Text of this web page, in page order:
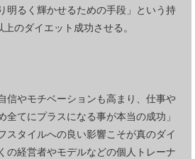
明るく輝かせるための手段」という持
のダイエット成功させる。
信やモチベーションも高まり、仕事や
全てにプラスになる事が本当の成功」
スタイルへの良い影響こそが真のダイ
の経営者やモデルなどの個人トレーナ